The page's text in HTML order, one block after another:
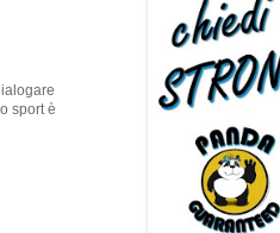
sport è